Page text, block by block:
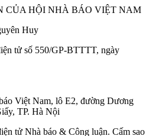
CỦA HỘI NHÀ BÁO VIỆT NAM
Huy
tử số 550/GP-BTTTT, ngày
Việt Nam, lô E2, đường Dương
TP. Hà Nội
tử Nhà báo & Công luận. Cấm sao